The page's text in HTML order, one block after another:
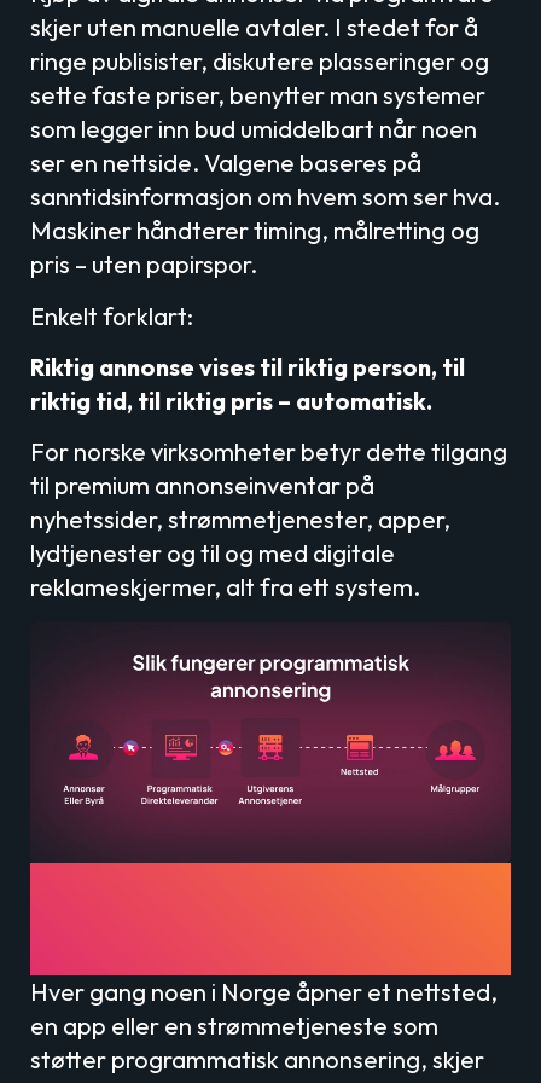
skjer uten manuelle avtaler. I stedet for å
ringe publisister, diskutere plasseringer og
sette faste priser, benytter man systemer
som legger inn bud umiddelbart når noen
ser en nettside. Valgene baseres på
sanntidsinformasjon om hvem som ser hva.
Maskiner håndterer timing, målretting og
pris – uten papirspor.
Enkelt forklart:
Riktig annonse vises til riktig person, til
riktig tid, til riktig pris – automatisk.
For norske virksomheter betyr dette tilgang
til premium annonseinventar på
nyhetssider, strømmetjenester, apper,
lydtjenester og til og med digitale
reklameskjermer, alt fra ett system.
Hver gang noen i Norge åpner et nettsted,
en app eller en strømmetjeneste som
støtter programmatisk annonsering, skjer